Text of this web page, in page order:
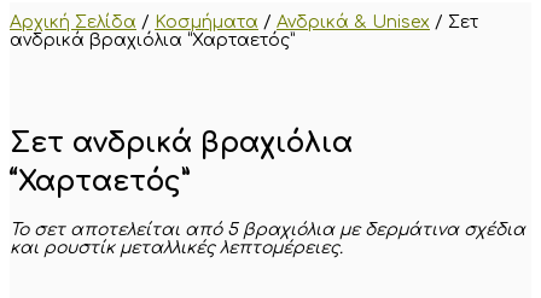
Αρχική Σελίδα / Κοσμήματα / Ανδρικά & Unisex / Σετ
ανδρικά βραχιόλια “Χαρταετός”
Σετ ανδρικά βραχιόλια
“Χαρταετός”
Το σετ αποτελείται από 5 βραχιόλια μεδερμάτινα σχέδια
και ρουστίκ μεταλλικές λεπτομέρειες.